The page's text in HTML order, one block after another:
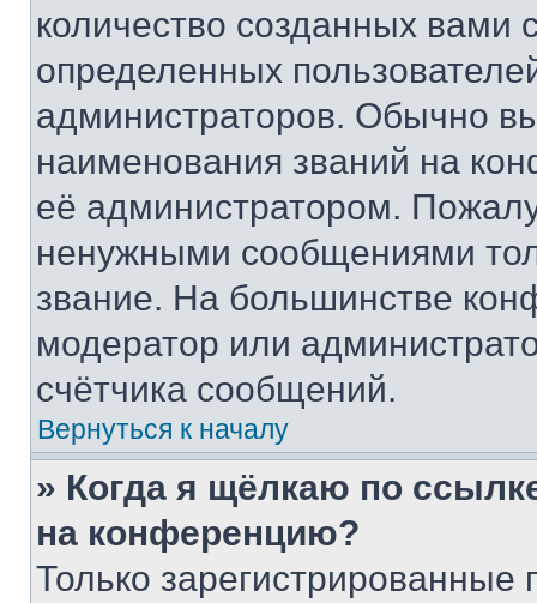
количество созданных
определенных
администраторов. Обычно
наименования званий на
её администратором.
ненужными сообщениями
звание. На большинстве
модератор или
счётчика сообщений.
Вернуться к началу
» Когда я щёлкаю по
на конференцию?
Только зарегистрированные